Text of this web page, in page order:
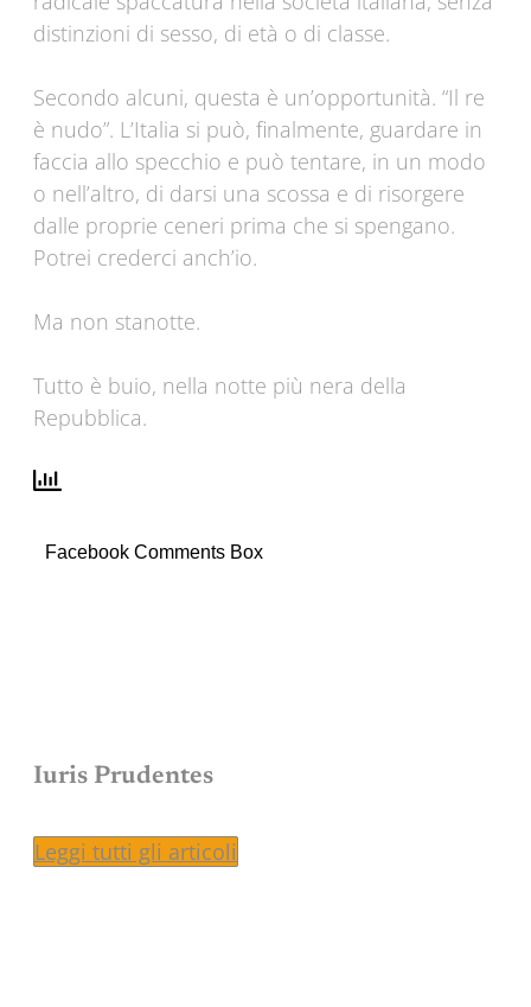
distinzioni di sesso, di età o di classe.
Secondo alcuni, questa è un’opportunità. “Il re
è nudo”. L’Italia si può, finalmente, guardare in
faccia allo specchio e può tentare, in un modo
o nell’altro, di darsi una scossa e di risorgere
dalle proprie ceneri prima che si spengano.
Potrei crederci anch’io.
Ma non stanotte.
Tutto è buio, nella notte più nera della
Repubblica.
Facebook Comments Box
Iuris Prudentes
Leggi tutti gli articoli